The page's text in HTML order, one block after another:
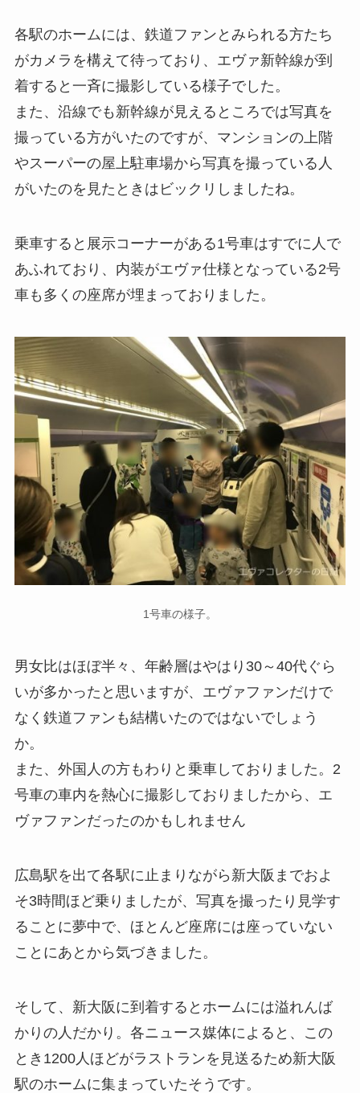
各駅のホームには、鉄道ファンとみられる方たち
がカメラを構えて待っており、エヴァ新幹線が到
着すると一斉に撮影している様子でした。
また、沿線でも新幹線が見えるところでは写真を
撮っている方がいたのですが、マンションの上階
やスーパーの屋上駐車場から写真を撮っている人
がいたのを見たときはビックリしましたね。
乗車すると展示コーナーがある1号車はすでに人で
あふれており、内装がエヴァ仕様となっている2号
車も多くの座席が埋まっておりました。
1号車の様子。
男女比はほぼ半々、年齢層はやはり30～40代ぐら
いが多かったと思いますが、エヴァファンだけで
なく鉄道ファンも結構いたのではないでしょう
か。
また、外国人の方もわりと乗車しておりました。2
号車の車内を熱心に撮影しておりましたから、エ
ヴァファンだったのかもしれません
広島駅を出て各駅に止まりながら新大阪までおよ
そ3時間ほど乗りましたが、写真を撮ったり見学す
ることに夢中で、ほとんど座席には座っていない
ことにあとから気づきました。
そして、新大阪に到着するとホームには溢れんば
かりの人だかり。各ニュース媒体によると、この
とき1200人ほどがラストランを見送るため新大阪
駅のホームに集まっていたそうです。